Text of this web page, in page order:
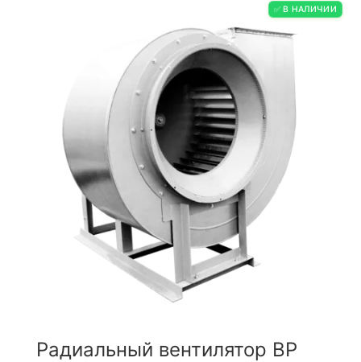
✅ В НАЛИЧИИ
Радиальный вентилятор ВР